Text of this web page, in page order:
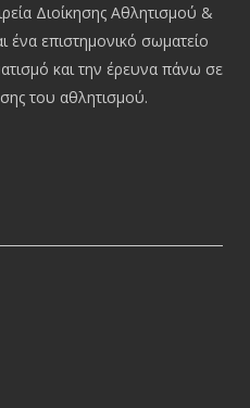
Διοίκησης Αθλητισμού &
ένα επιστημονικό σωματείο
και την έρευνα πάνω σε
του αθλητισμού.